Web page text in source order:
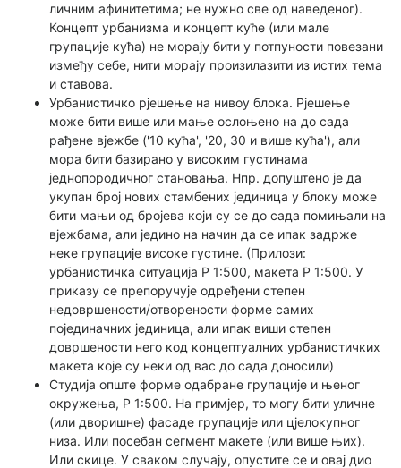
личним афинитетима; не нужно све од наведеног).
Концепт урбанизма и концепт куће (или мале
групације кућа) не морају бити у потпуности повезани
између себе, нити морају произилазити из истих тема
и ставова.
Урбанистичко рјешење на нивоу блока. Рјешење
може бити више или мање ослоњено на до сада
рађене вјежбе ('10 кућа', '20, 30 и више кућа'), али
мора бити базирано у високим густинама
једнопородичног становања. Нпр. допуштено је да
укупан број нових стамбених јединица у блоку може
бити мањи од бројева који су се до сада помињали на
вјежбама, али једино на начин да се ипак задрже
неке групације високе густине. (Прилози:
урбанистичка ситуација Р 1:500, макета Р 1:500. У
приказу се препоручује одређени степен
недовршености/отворености форме самих
појединачних јединица, али ипак виши степен
довршености него код концептуалних урбанистичких
макета које су неки од вас до сада доносили)
Студија опште форме одабране групације и њеног
окружења, Р 1:500. На примјер, то могу бити уличне
(или дворишне) фасаде групације или цјелокупног
низа. Или посебан сегмент макете (или више њих).
Или скице. У сваком случају, опустите се и овај дио